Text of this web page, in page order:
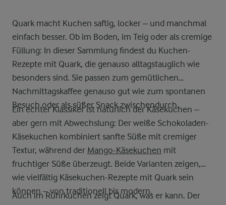
Quark macht Kuchen saftig, locker – und manchmal
einfach besser. Ob im Boden, im Teig oder als cremige
Füllung: In dieser Sammlung findest du Kuchen-
Rezepte mit Quark, die genauso alltagstauglich wie
besonders sind. Sie passen zum gemütlichen
Nachmittagskaffee genauso gut wie zum spontanen
Besuch oder als süßer Snack zwischendurch.
Ein echter Klassiker ist natürlich der Käsekuchen –
aber gern mit Abwechslung: Der weiße Schokoladen-
Käsekuchen kombiniert sanfte Süße mit cremiger
Textur, während der Mango-Käsekuchen mit
fruchtiger Süße überzeugt. Beide Varianten zeigen,
wie vielfältig Käsekuchen-Rezepte mit Quark sein
können – von traditionell bis modern.
Auch im Rührkuchen zeigt Quark, was er kann. Der